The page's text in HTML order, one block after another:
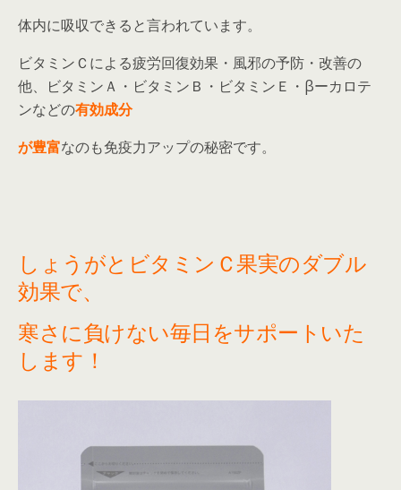
体内に吸収できると言われています。
ビタミンＣによる疲労回復効果・風邪の予防・改善の
他、ビタミンＡ・ビタミンＢ・ビタミンＥ・βーカロテ
ンなどの有効成分
が豊富なのも免疫力アップの秘密です。
しょうがとビタミンＣ果実のダブル
効果で、
寒さに負けない毎日をサポートいた
します！